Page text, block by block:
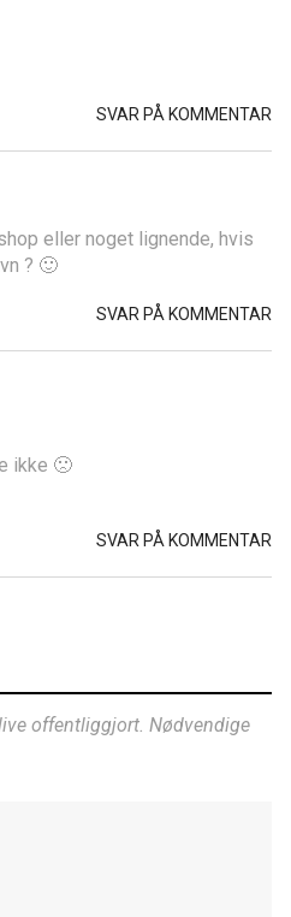
SVAR PÅ KOMMENTAR
eller noget lignende, hvis
? 🙂
SVAR PÅ KOMMENTAR
ikke 🙁
SVAR PÅ KOMMENTAR
offentliggjort. Nødvendige